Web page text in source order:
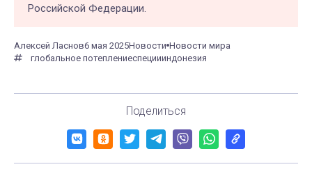
Российской Федерации.
Алексей Ласнов6 мая 2025Новости Новости мира
глобальное потеплениеспециииндонезия
Поделиться